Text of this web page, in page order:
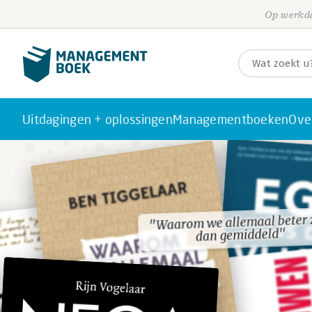
Op
Uitdagingen + oplossingenManagementboeken
"Waarom we allemaal
dan gemiddeld"
"Waarom we allemaal
dan gemiddeld"